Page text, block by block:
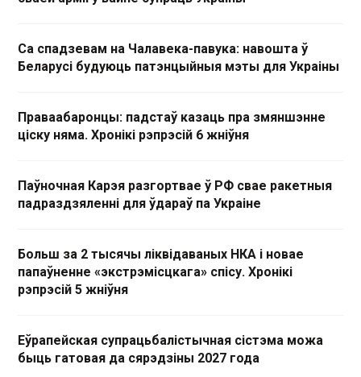
Са спадзевам на Чалавека-павука: навошта ў
Беларусі будуюць патэнцыйныя мэты для Украіны
Праваабаронцы: падстаў казаць пра змяншэнне
ціску няма. Хронікі рэпрэсій 6 жніўня
Паўночная Карэя разгортвае ў РФ свае ракетныя
падраздзяленні для ўдараў па Украіне
Больш за 2 тысячы ліквідаваных НКА і новае
папаўненне «экстрэмісцкага» спісу. Хронікі
рэпрэсій 5 жніўня
Еўрапейская супрацьбалістычная сістэма можа
быць гатовая да сярэдзіны 2027 года